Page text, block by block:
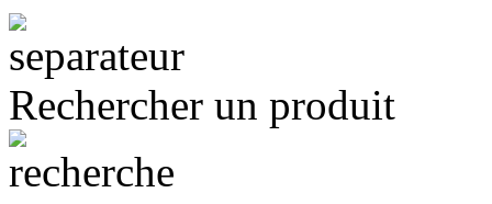
Rechercher un produit